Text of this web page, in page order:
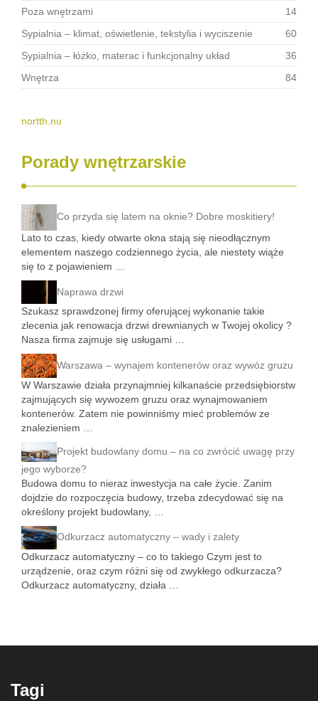
Poza wnętrzami
14
Sypialnia – klimat, oświetlenie, tekstylia i wyciszenie
60
Sypialnia – łóżko, materac i funkcjonalny układ
36
Wnętrza
84
nortth.nu
Porady wnętrzarskie
Co przyda się latem na oknie? Dobre moskitiery!
Lato to czas, kiedy otwarte okna stają się nieodłącznym
elementem naszego codziennego życia, ale niestety wiąże
się to z pojawieniem …
Naprawa drzwi
Szukasz sprawdzonej firmy oferującej wykonanie takie
zlecenia jak renowacja drzwi drewnianych w Twojej okolicy ?
Nasza firma zajmuje się usługami …
Warszawa – wynajem kontenerów oraz wywóz gruzu
W Warszawie działa przynajmniej kilkanaście przedsiębiorstw
zajmujących się wywozem gruzu oraz wynajmowaniem
kontenerów. Zatem nie powinniśmy mieć problemów ze
znalezieniem …
Projekt budowlany domu – na co zwrócić uwagę przy
jego wyborze?
Budowa domu to nieraz inwestycja na całe życie. Zanim
dojdzie do rozpoczęcia budowy, trzeba zdecydować się na
określony projekt budowlany, …
Odkurzacz automatyczny – wady i zalety
Odkurzacz automatyczny – co to takiego Czym jest to
urządzenie, oraz czym różni się od zwykłego odkurzacza?
Odkurzacz automatyczny, działa …
Tagi